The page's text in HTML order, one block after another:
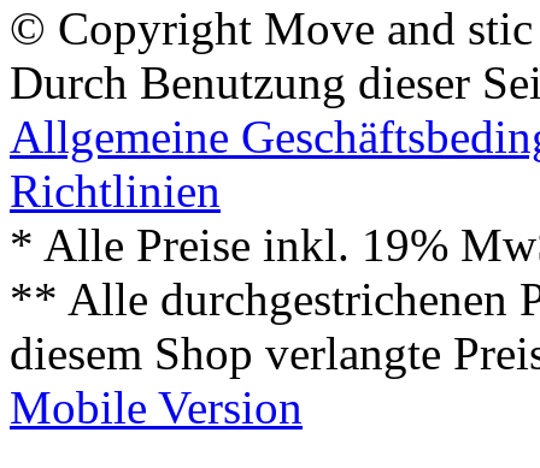
© Copyright Move and
Durch Benutzung dieser
Allgemeine
Richtlinien
* Alle Preise inkl. 19%
** Alle durchgestrichenen
diesem Shop verlangte
Mobile Version